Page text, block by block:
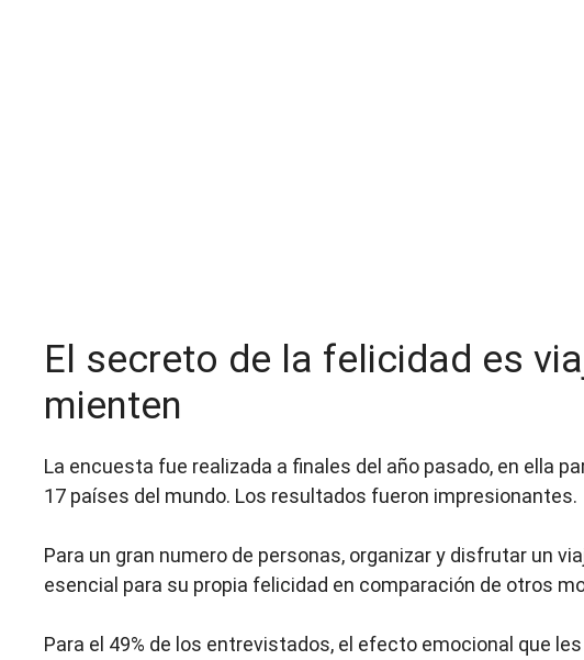
El secreto de la felicidad es
mienten
La encuesta fue realizada a finales del año pasado, en ella
17 países del mundo. Los resultados fueron impresionantes.
Para un gran numero de personas, organizar y disfrutar un
esencial para su propia felicidad en comparación de otros
Para el 49% de los entrevistados, el efecto emocional que